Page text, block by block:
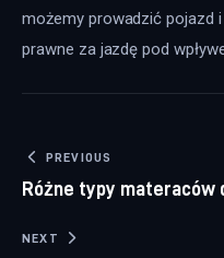
możemy prowadzić pojazd
prawne za jazdę pod
Nawigacja wpisu
PREVIOUS
Różne typy materaców
NEXT